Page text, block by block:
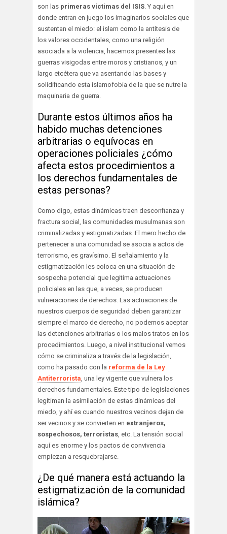
son las primeras víctimas del ISIS. Y aquí en
donde entran en juego los imaginarios sociales que
sustentan el miedo: el islam como la antítesis de
los valores occidentales, como una religión
asociada a la violencia, hacemos presentes las
guerras visigodas entre moros y cristianos, y un
largo etcétera que va asentando las bases y
solidificando esta islamofobia de la que se nutre la
maquinaria de guerra.
Durante estos últimos años ha
habido muchas detenciones
arbitrarias o equívocas en
operaciones policiales ¿cómo
afecta estos procedimientos a
los derechos fundamentales de
estas personas?
Como digo, estas dinámicas traen desconfianza y
fractura social, las comunidades musulmanas son
criminalizadas y estigmatizadas. El mero hecho de
pertenecer a una comunidad se asocia a actos de
terrorismo, es gravísimo. El señalamiento y la
estigmatización les coloca en una situación de
sospecha potencial que legitima actuaciones
policiales en las que, a veces, se producen
vulneraciones de derechos. Las actuaciones de
nuestros cuerpos de seguridad deben garantizar
siempre el marco de derecho, no podemos aceptar
las detenciones arbitrarias o los malos tratos en los
procedimientos. Luego, a nivel institucional vemos
cómo se criminaliza a través de la legislación,
como ha pasado con la reforma de la Ley
Antiterrorista, una ley vigente que vulnera los
derechos fundamentales. Este tipo de legislaciones
legitiman la asimilación de estas dinámicas del
miedo, y ahí es cuando nuestros vecinos dejan de
ser vecinos y se convierten en extranjeros,
sospechosos, terroristas, etc. La tensión social
aquí es enorme y los pactos de convivencia
empiezan a resquebrajarse.
¿De qué manera está actuando la
estigmatización de la comunidad
islámica?